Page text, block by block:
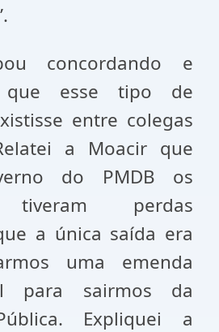
concordando e
que esse tipo de
entre colegas
a Moacir que
do PMDB os
tiveram perdas
a única saída era
uma emenda
para sairmos da
Expliquei a